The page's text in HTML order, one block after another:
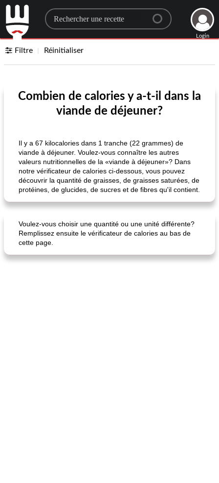
Search for a recipe
Login
Filtre Réinitialiser
Combien de calories y a-t-il dans la
viande de déjeuner?
Il y a 67 kilocalories dans 1 tranche (22 grammes) de
viande à déjeuner. Voulez-vous connaître les autres
valeurs nutritionnelles de la «viande à déjeuner»? Dans
notre vérificateur de calories ci-dessous, vous pouvez
découvrir la quantité de graisses, de graisses saturées, de
protéines, de glucides, de sucres et de fibres qu'il contient.
Voulez-vous choisir une quantité ou une unité différente?
Remplissez ensuite le vérificateur de calories au bas de
cette page.